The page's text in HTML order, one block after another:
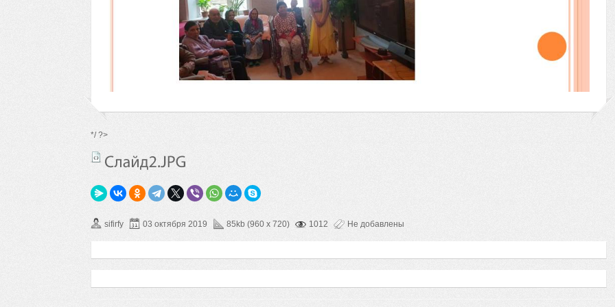
*/ ?>
sifirfy 03 октября 2019 85kb (960 x 720) 1012 Не добавлены